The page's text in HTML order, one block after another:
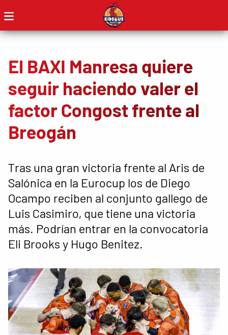
El BAXI Manresa quiere
seguir haciendo valer el
factor Congost frente al
Breogán
Tras una gran victoria frente al Aris de
Salónica en la Eurocup los de Diego
Ocampo reciben al conjunto gallego de
Luis Casimiro, que tiene una victoria
más. Podrían entrar en la convocatoria
Eli Brooks y Hugo Benitez.